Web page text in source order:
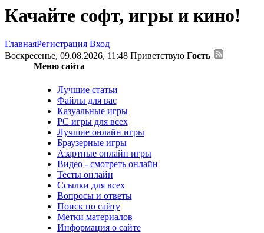
Качайте софт, игры и кино!
ГлавнаяРегистрация Вход
Воскресенье, 09.08.2026, 11:48 Приветствую Гость
Меню сайта
Лучшие статьи
Файлы для вас
Казуальные игры
PC игры для всех
Лучшие онлайн игры
Браузерные игры
Азартные онлайн игры
Видео - смотреть онлайн
Тесты онлайн
Ссылки для всех
Вопросы и ответы
Поиск по сайту
Метки материалов
Информация о сайте